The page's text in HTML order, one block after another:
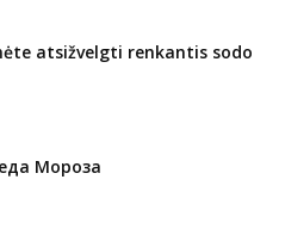
atsižvelgti renkantis sodo
Мороза